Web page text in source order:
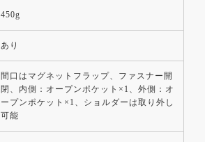
450g
あり
間口はマグネットフラップ、ファスナー開
閉、内側：オープンポケット×1、外側：オ
ープンポケット×1、ショルダーは取り外し
可能